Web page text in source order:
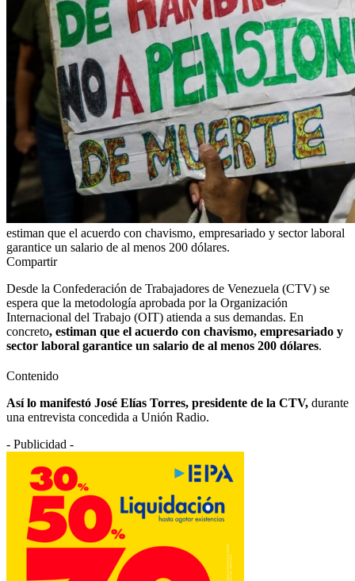
estiman que el acuerdo con chavismo, empresariado y sector laboral
garantice un salario de al menos 200 dólares.
Compartir
Desde la Confederación de Trabajadores de Venezuela (CTV) se
espera que la metodología aprobada por la Organización
Internacional del Trabajo (OIT) atienda a sus demandas. En
concreto, estiman que el acuerdo con chavismo, empresariado y
sector laboral garantice un salario de al menos 200 dólares.
Contenido
Así lo manifestó José Elías Torres, presidente de la CTV, durante
una entrevista concedida a Unión Radio.
- Publicidad -